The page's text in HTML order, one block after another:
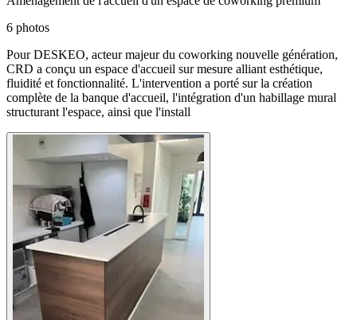
6 photos
Pour DESKEO, acteur majeur du coworking nouvelle génération,
CRD a conçu un espace d'accueil sur mesure alliant esthétique,
fluidité et fonctionnalité. L'intervention a porté sur la création
complète de la banque d'accueil, l'intégration d'un habillage mural
structurant l'espace, ainsi que l'install